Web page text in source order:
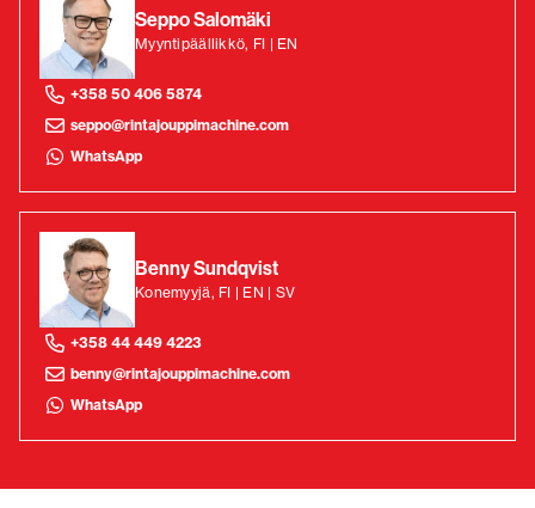
Seppo Salomäki
Myyntipäällikkö, FI | EN
+358 50 406 5874
seppo@rintajouppimachine.com
WhatsApp
Benny Sundqvist
Konemyyjä, FI | EN | SV
+358 44 449 4223
benny@rintajouppimachine.com
WhatsApp